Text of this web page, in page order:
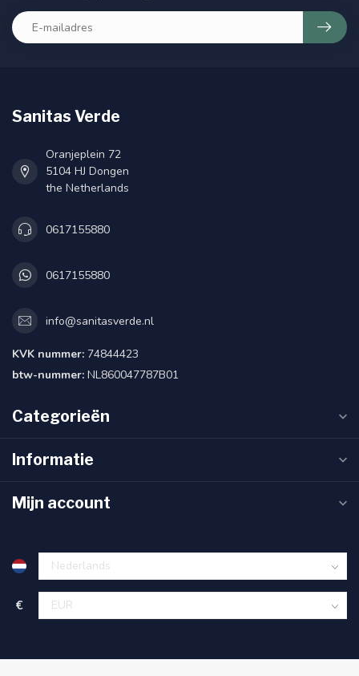
Sanitas Verde
Oranjeplein 72
5104 HJ Dongen
the Netherlands
0617155880
0617155880
info@sanitasverde.nl
KVK nummer: 74844423
btw-nummer: NL860047787B01
Categorieën
Informatie
Mijn account
€